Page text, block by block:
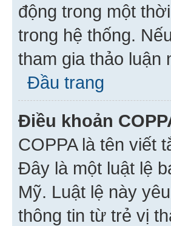
động trong một
trong hệ thống.
tham gia thảo
Đầu trang
Điều khoản
COPPA là tên viết
Đây là một luật lệ
Mỹ. Luật lệ này
thông tin từ trẻ vị